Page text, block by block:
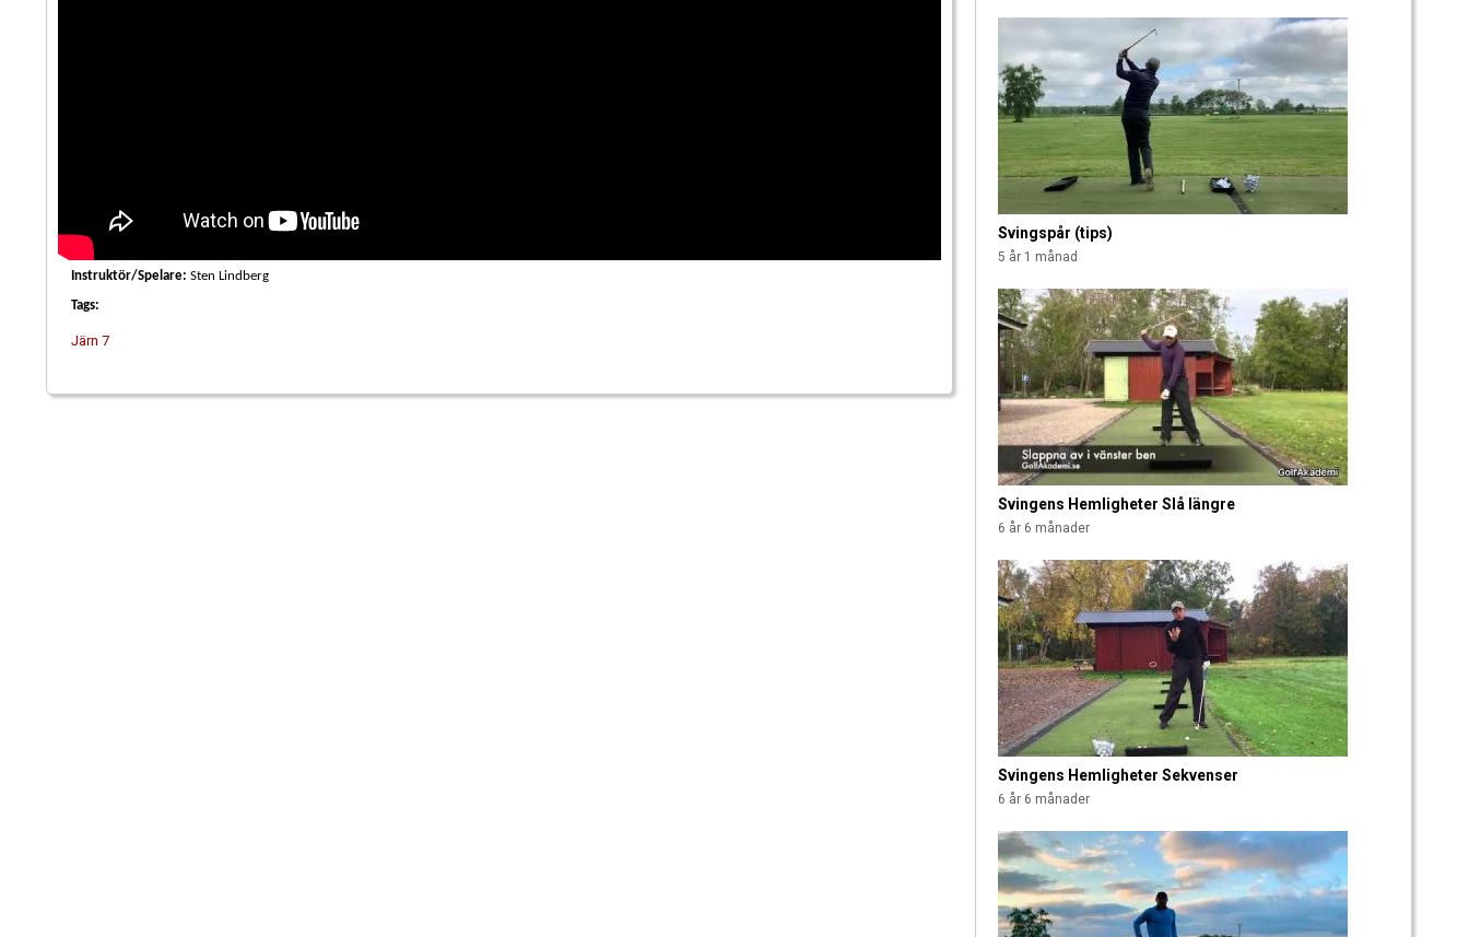
Instruktör/Spelare: Sten Lindberg
Tags:
Järn 7
Svingspår (tips)
5 år 1 månad
Svingens Hemligheter Slå längre
6 år 6 månader
Svingens Hemligheter Sekvenser
6 år 6 månader